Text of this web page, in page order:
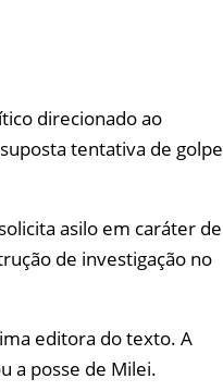
direcionado ao
tentativa de golpe
asilo em caráter de
de investigação no
editora do texto. A
a posse de Milei.